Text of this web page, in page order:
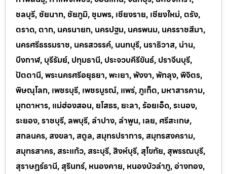
ชลบุรี, ชัยนาท, ชัยภูมิ, ชุมพร, เชียงราย, เชียงใหม่, ตรัง,
ตราด, ตาก, นครนายก, นครปฐม, นครพนม, นครราชสีมา,
นครศรีธรรมราช, นครสวรรค์, นนทบุรี, นราธิวาส, น่าน,
บึงกาฬ, บุรีรัมย์, ปทุมธานี, ประจวบคีรีขันธ์, ปราจีนบุรี,
ปัตตานี, พระนครศรีอยุธยา, พะเยา, พังงา, พัทลุง, พิจิตร,
พิษณุโลก, เพชรบุรี, เพชรบูรณ์, แพร่, ภูเก็ต, มหาสารคาม,
มุกดาหาร, แม่ฮ่องสอน, ยโสธร, ยะลา, ร้อยเอ็ด, ระนอง,
ระยอง, ราชบุรี, ลพบุรี, ลำปาง, ลำพูน, เลย, ศรีสะเกษ,
สกลนคร, สงขลา, สตูล, สมุทรปราการ, สมุทรสงคราม,
สมุทรสาคร, สระแก้ว, สระบุรี, สิงห์บุรี, สุโขทัย, สุพรรณบุรี,
สุราษฎร์ธานี, สุรินทร์, หนองคาย, หนองบัวลำภู, อ่างทอง,